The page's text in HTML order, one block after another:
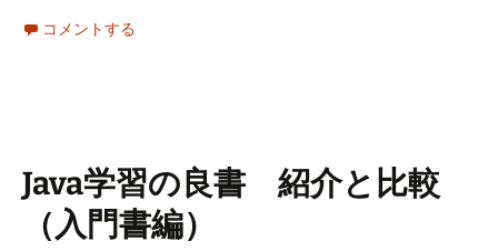
ー
プ
ル
バ
コメントする
Java学習の良書 紹介と比較
（入門書編）